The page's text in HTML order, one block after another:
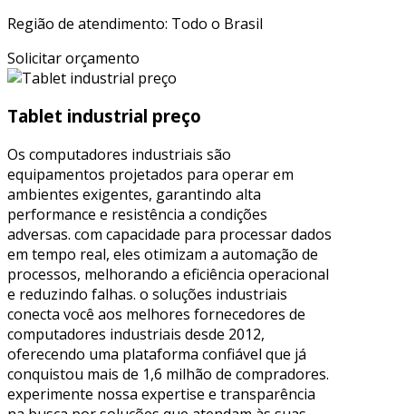
Região de atendimento: Todo o Brasil
Solicitar orçamento
Tablet industrial preço
Os computadores industriais são
equipamentos projetados para operar em
ambientes exigentes, garantindo alta
performance e resistência a condições
adversas. com capacidade para processar dados
em tempo real, eles otimizam a automação de
processos, melhorando a eficiência operacional
e reduzindo falhas. o soluções industriais
conecta você aos melhores fornecedores de
computadores industriais desde 2012,
oferecendo uma plataforma confiável que já
conquistou mais de 1,6 milhão de compradores.
experimente nossa expertise e transparência